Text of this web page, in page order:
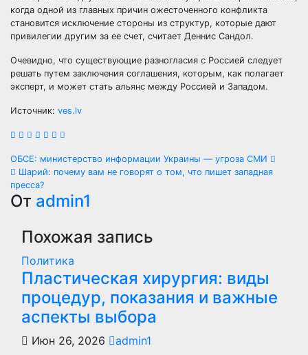
когда одной из главных причин ожесточенного конфликта
становится исключение стороны из структур, которые дают
привилегии другим за ее счет, считает Деннис Сандол.
Очевидно, что существующие разногласия с Россией следует
решать путем заключения соглашения, которым, как полагает
эксперт, и может стать альянс между Россией и Западом.
Источник: ves.lv
Навигация
по
записям
ОБСЕ: министерство информации Украины — угроза СМИ
Шарий: почему вам не говорят о том, что пишет западная
пресса?
От admin1
Похожая запись
Политика
Пластическая хирургия: виды
процедур, показания и важные
аспекты выбора
Июн 26, 2026
admin1